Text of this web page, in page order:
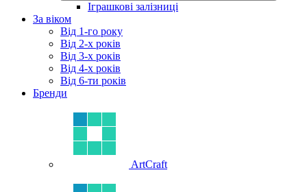
Іграшкові залізниці
За віком
Від 1-го року
Від 2-х років
Від 3-х років
Від 4-х років
Від 6-ти років
Бренди
ArtCraft